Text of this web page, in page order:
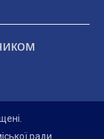
ради